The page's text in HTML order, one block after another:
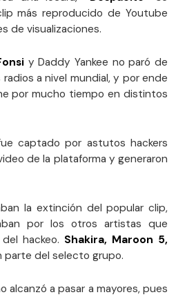
más reproducido de Youtube
de visualizaciones.
y Daddy Yankee no paró de
a nivel mundial, y por ende
por mucho tiempo en distintos
captado por astutos hackers
de la plataforma y generaron
la extinción del popular clip,
por los otros artistas que
hackeo. Shakira, Maroon 5,
parte del selecto grupo.
alcanzó a pasar a mayores, pues